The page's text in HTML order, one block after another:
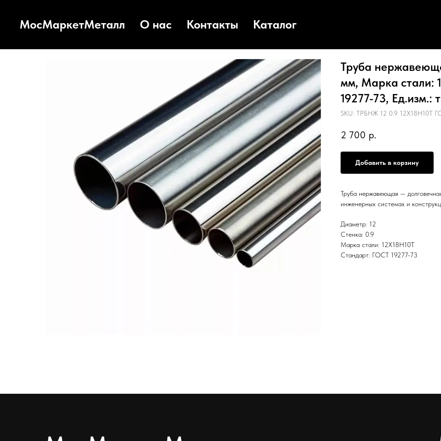
МосМаркетМеталл О нас Контакты Каталог
Труба
мм, Марка стали:
19277-73, Ед.изм.:
SKU: ТРБНЖ 12 0.9 12Х18Н10Т
2 700 р.
Добавить в корзину
Труба нержавеющая —
инженерных системах и
Диаметр: 12
Стенка: 0.9
Марка стали: 12Х18Н10Т
Стандарт: ГОСТ 19277-73